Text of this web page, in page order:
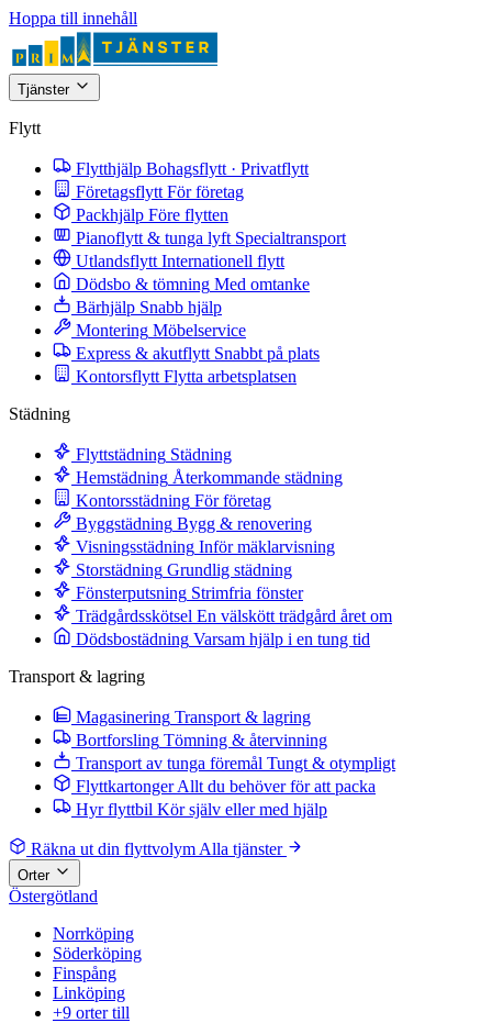
Hoppa till innehåll
Tjänster
Flytt
Flytthjälp Bohagsflytt · Privatflytt
Företagsflytt För företag
Packhjälp Före flytten
Pianoflytt & tunga lyft Specialtransport
Utlandsflytt Internationell flytt
Dödsbo & tömning Med omtanke
Bärhjälp Snabb hjälp
Montering Möbelservice
Express & akutflytt Snabbt på plats
Kontorsflytt Flytta arbetsplatsen
Städning
Flyttstädning Städning
Hemstädning Återkommande städning
Kontorsstädning För företag
Byggstädning Bygg & renovering
Visningsstädning Inför mäklarvisning
Storstädning Grundlig städning
Fönsterputsning Strimfria fönster
Trädgårdsskötsel En välskött trädgård året om
Dödsbostädning Varsam hjälp i en tung tid
Transport & lagring
Magasinering Transport & lagring
Bortforsling Tömning & återvinning
Transport av tunga föremål Tungt & otympligt
Flyttkartonger Allt du behöver för att packa
Hyr flyttbil Kör själv eller med hjälp
Räkna ut din flyttvolym Alla tjänster
Orter
Östergötland
Norrköping
Söderköping
Finspång
Linköping
+9 orter till